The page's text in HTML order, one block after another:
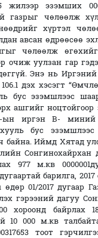
жилээр эзэмших
газрыг чөлөөлж
хүртэл
авсан өдрөөсөө
чөлөөлж
очиж уулзан гар
Энэ нь
дэх хэсэгт
бус эзэмшлээс
ашгийг
ын иргэн В- миний
бус эзэмшлээс
байна. Иймд Хятад
Сонгинохайрхан
977 м.кв
барилга,
01/2017 дугаар
гэрээний дагуу
хороонд байрлах
10 000 м.кв
тоот